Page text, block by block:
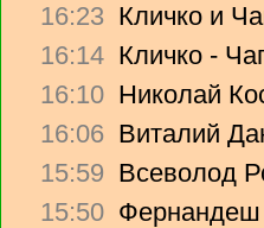
16:23 Кличко и
16:14 Кличко -
16:10 Николай
16:06 Виталий
15:59 Всеволод
15:50 Фернандеш